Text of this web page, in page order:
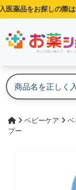
薬品をお探しの際は
ベビーケア ベ
プー